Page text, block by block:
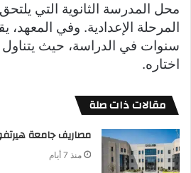
محل المدرسة الثانوية التي
المرحلة الإعدادية. وفي
سنوات في الدراسة، حيث
اختاره.
مقالات ذات صلة
مصاريف جامعة
منذ 7 أيام